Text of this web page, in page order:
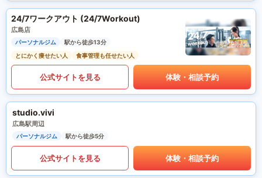
24/7ワークアウト (24/7Workout)
広島店
パーソナルジム
駅から徒歩13分
とにかく痩せたい人
食事管理も任せたい人
公式サイトを見る 体験・相談予約
studio.vivi
広島駅周辺
パーソナルジム 駅から徒歩5分
公式サイトを見る 体験・相談予約